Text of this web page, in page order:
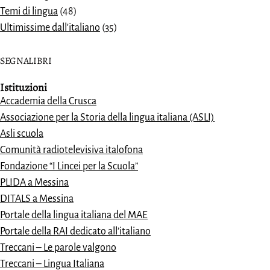
Temi di lingua (48)
Ultimissime dall'italiano (35)
SEGNALIBRI
Istituzioni
Accademia della Crusca
Associazione per la Storia della lingua italiana (ASLI)
Asli scuola
Comunità radiotelevisiva italofona
Fondazione “I Lincei per la Scuola”
PLIDA a Messina
DITALS a Messina
Portale della lingua italiana del MAE
Portale della RAI dedicato all’italiano
Treccani – Le parole valgono
Treccani – Lingua Italiana